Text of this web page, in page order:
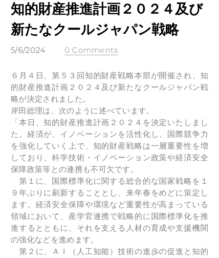
知的財産推進計画２０２４及び
新たなクールジャパン戦略
5/6/2024 0 Comments
６月４日、第５３回知的財産戦略本部が開催され、知
的財産推進計画２０２４及び新たなクールジャパン戦
略が決定されました。
岸田総理は、次のように述べています。
「本日、知的財産推進計画２０２４を決定いたしまし
た。経済が、イノベーションを活性化し、国際競争力
を強化していく上で、知的財産戦略は一層重要性を増
しており、科学技術・イノベーション政策や経済安全
保障政策等との連携も不可欠です。
第１に、国際標準化に関する総合的な国家戦略を１
９年ぶりに刷新することとし、来年春をめどに策定し
ます。経済安全保障や環境など重要性が高まっている
領域において、産学官連携で戦略的に国際標準化を推
進するとともに、それを支える人材の育成や支援機関
の強化などを進めます。
第２に、ＡＩ（人工知能）技術の進歩の促進と知的